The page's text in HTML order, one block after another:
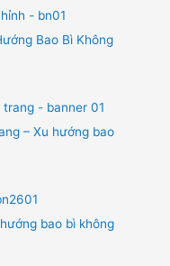
Bao Bì Không
– Xu hướng bao
bao bì không